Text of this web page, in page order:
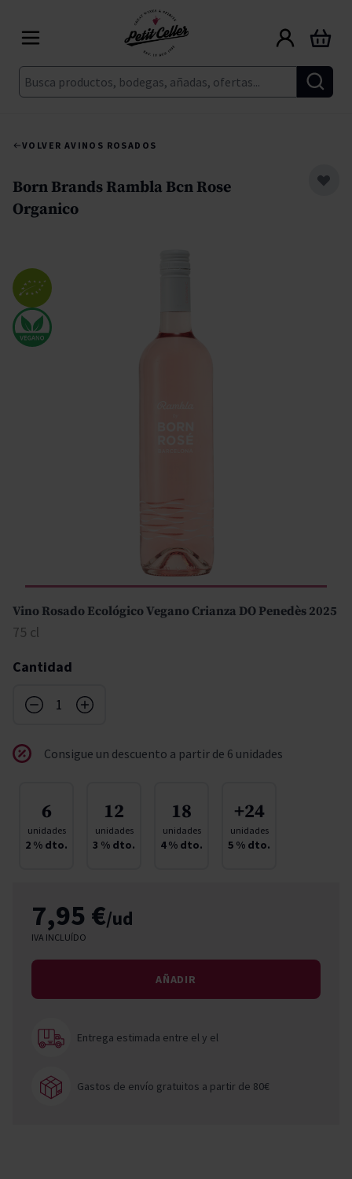
Buscar
Carrito
VOLVER AVINOS ROSADOS
Born Brands Rambla Bcn Rose
Organico
Vino Rosado Ecológico Vegano Crianza DO Penedès 2025
75 cl
Cantidad
Consigue un descuento a partir de 6 unidades
6
unidades
2 % dto.
12
unidades
3 % dto.
18
unidades
4% dto.
+24
unidades
5 % dto.
7,95 €/ud
IVA INCLUÍDO
AÑADIR
Entrega estimada entre ely el
Gastos de envío gratuitos a partir de 80€